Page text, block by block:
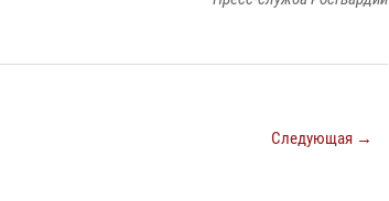
Следующая →